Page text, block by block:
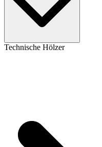
Technische Hölzer